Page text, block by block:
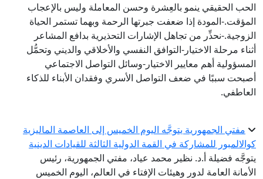
الحب الحقيقي ينمو بالعِشرة وحسن المعاملة وليس بالإعجاب
المؤقت.-المودة إذا ضعفت جبرتها الرحمة وبهما تستمر الحياة
الزوجية.-نحذِّر من تجاهل الإشارات التحذيرية بدافع المشاعر
أثناء مرحلة الاختيار-التوافق النفسي والأخلاقي والديني وتحمُّل
المسؤولية أهم معايير الاختيار-وسائل التواصل الاجتماعي
أصبحت سببًا في ضعف التواصل الأسري وفقدان الأبناء للذكاء
العاطفي.
مفتي الجمهورية يتوجَّه اليوم الخميس إلى العاصمة الماليزية
كوالالمبور للمشاركة في القمة الدولية الثالثة للقيادات الدينية
يتوجَّه فضيلة أ.د. نظير محمد عياد، مفتي الجمهورية، رئيس
الأمانة العامة لدور وهيئات الإفتاء في العالم، اليوم الخميس